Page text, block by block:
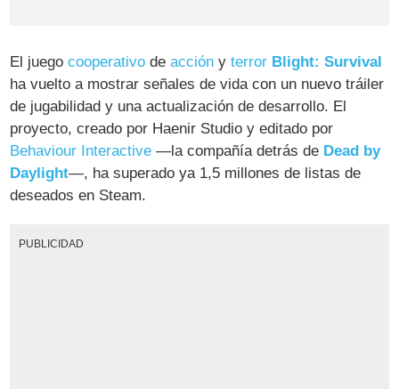
El juegocooperativo deacción yterror Blight: Survival
ha vuelto a mostrar señales de vida con un nuevo tráiler
de jugabilidad y una actualización de desarrollo. El
proyecto, creado por Haenir Studio y editado por
Behaviour Interactive —la compañía detrás de Dead by
Daylight—, ha superado ya 1,5 millones de listas de
deseados en Steam.
PUBLICIDAD